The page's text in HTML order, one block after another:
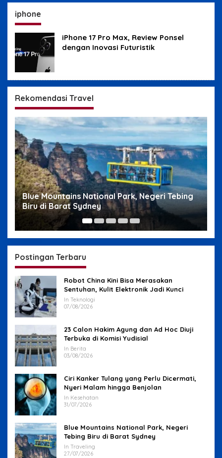
Yudisial
Benjolan
iphone
iPhone 17 Pro Max, Review Ponsel
dengan Inovasi Futuristik
Rekomendasi Travel
Park, Negeri Tebing
Wisata Jepang Terpopuler,
Sibuk sampai Okinawa yang
Postingan Terbaru
Robot China Kini Bisa Merasakan
Sentuhan, Kulit Elektronik Jadi Kunci
In Teknologi
07/08/2026
23 Calon Hakim Agung dan Ad Hoc Diuji
Terbuka di Komisi Yudisial
In Berita
03/08/2026
Ciri Kanker Tulang yang Perlu Dicermati,
Nyeri Malam hingga Benjolan
In Kesehatan
31/07/2026
Blue Mountains National Park, Negeri
Tebing Biru di Barat Sydney
In Traveling
27/07/2026